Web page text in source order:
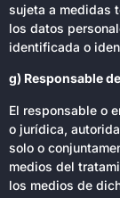
sujeta a medidas
los datos
identificada o
g) Responsable
El responsable o
o jurídica,
solo o
medios del
los medios de